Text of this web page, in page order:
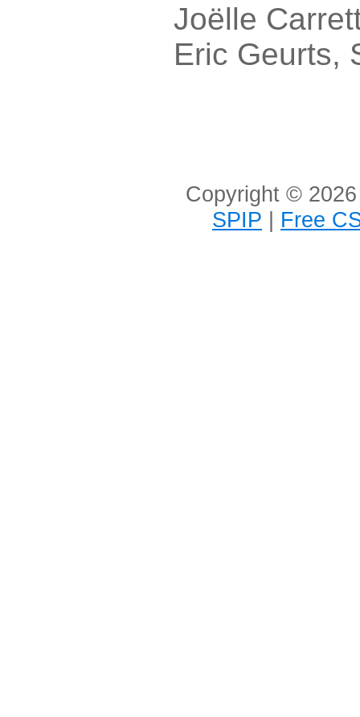
Joëlle
Eric Geurts,
Copyright ©
SPIP | Free